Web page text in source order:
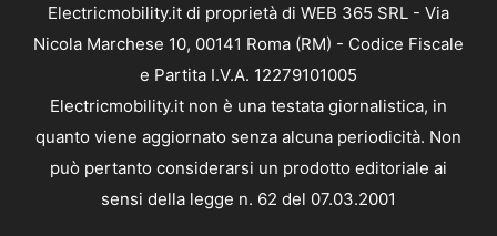
Electricmobility.it di proprietà di WEB 365 SRL - Via
Nicola Marchese 10, 00141 Roma (RM) - Codice Fiscale
e Partita I.V.A. 12279101005
Electricmobility.it non è una testata giornalistica, in
quanto viene aggiornato senza alcuna periodicità. Non
può pertanto considerarsi un prodotto editoriale ai
sensi della legge n. 62 del 07.03.2001